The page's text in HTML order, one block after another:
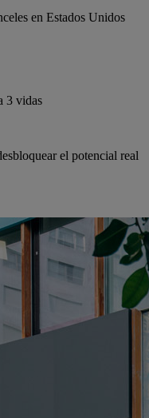
en Estados Unidos
3 vidas
el potencial real